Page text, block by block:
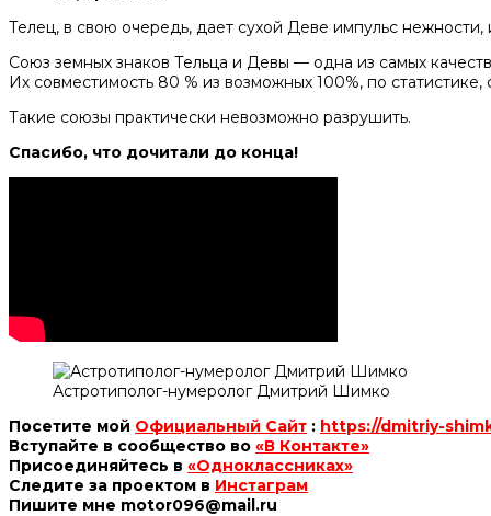
Телец, в свою очередь, дает сухой Деве импульс нежности,
Союз земных знаков Тельца и Девы — одна из самых
Их совместимость 80 % из возможных 100%, по
Такие союзы практически невозможно разрушить.
Спасибо, что дочитали до конца!
Астротиполог-нумеролог Дмитрий Шимко
Посетите мой Официальный Сайт : https://dmitriy-
Вступайте в сообщество во «В Контакте»
Присоединяйтесь в «Одноклассниках»
Следите за проектом в Инстаграм
Пишите мне motor096@mail.ru